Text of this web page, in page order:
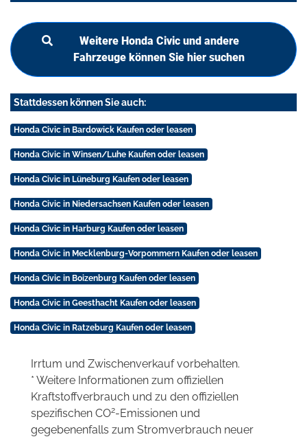
Weitere Honda Civic und andere
Fahrzeuge können Sie hier suchen
Stattdessen können Sie auch:
Honda Civic in Bardowick Kaufen oder leasen
Honda Civic in Winsen/Luhe Kaufen oder leasen
Honda Civic in Lüneburg Kaufen oder leasen
Honda Civic in Niedersachsen Kaufen oder leasen
Honda Civic in Harburg Kaufen oder leasen
Honda Civic in Mecklenburg-Vorpommern Kaufen oder leasen
Honda Civic in Boizenburg Kaufen oder leasen
Honda Civic in Geesthacht Kaufen oder leasen
Honda Civic in Ratzeburg Kaufen oder leasen
Irrtum und Zwischenverkauf vorbehalten.
* Weitere Informationen zum offiziellen
Kraftstoffverbrauch und zu den offiziellen
spezifischen CO2-Emissionen und
gegebenenfalls zum Stromverbrauch neuer